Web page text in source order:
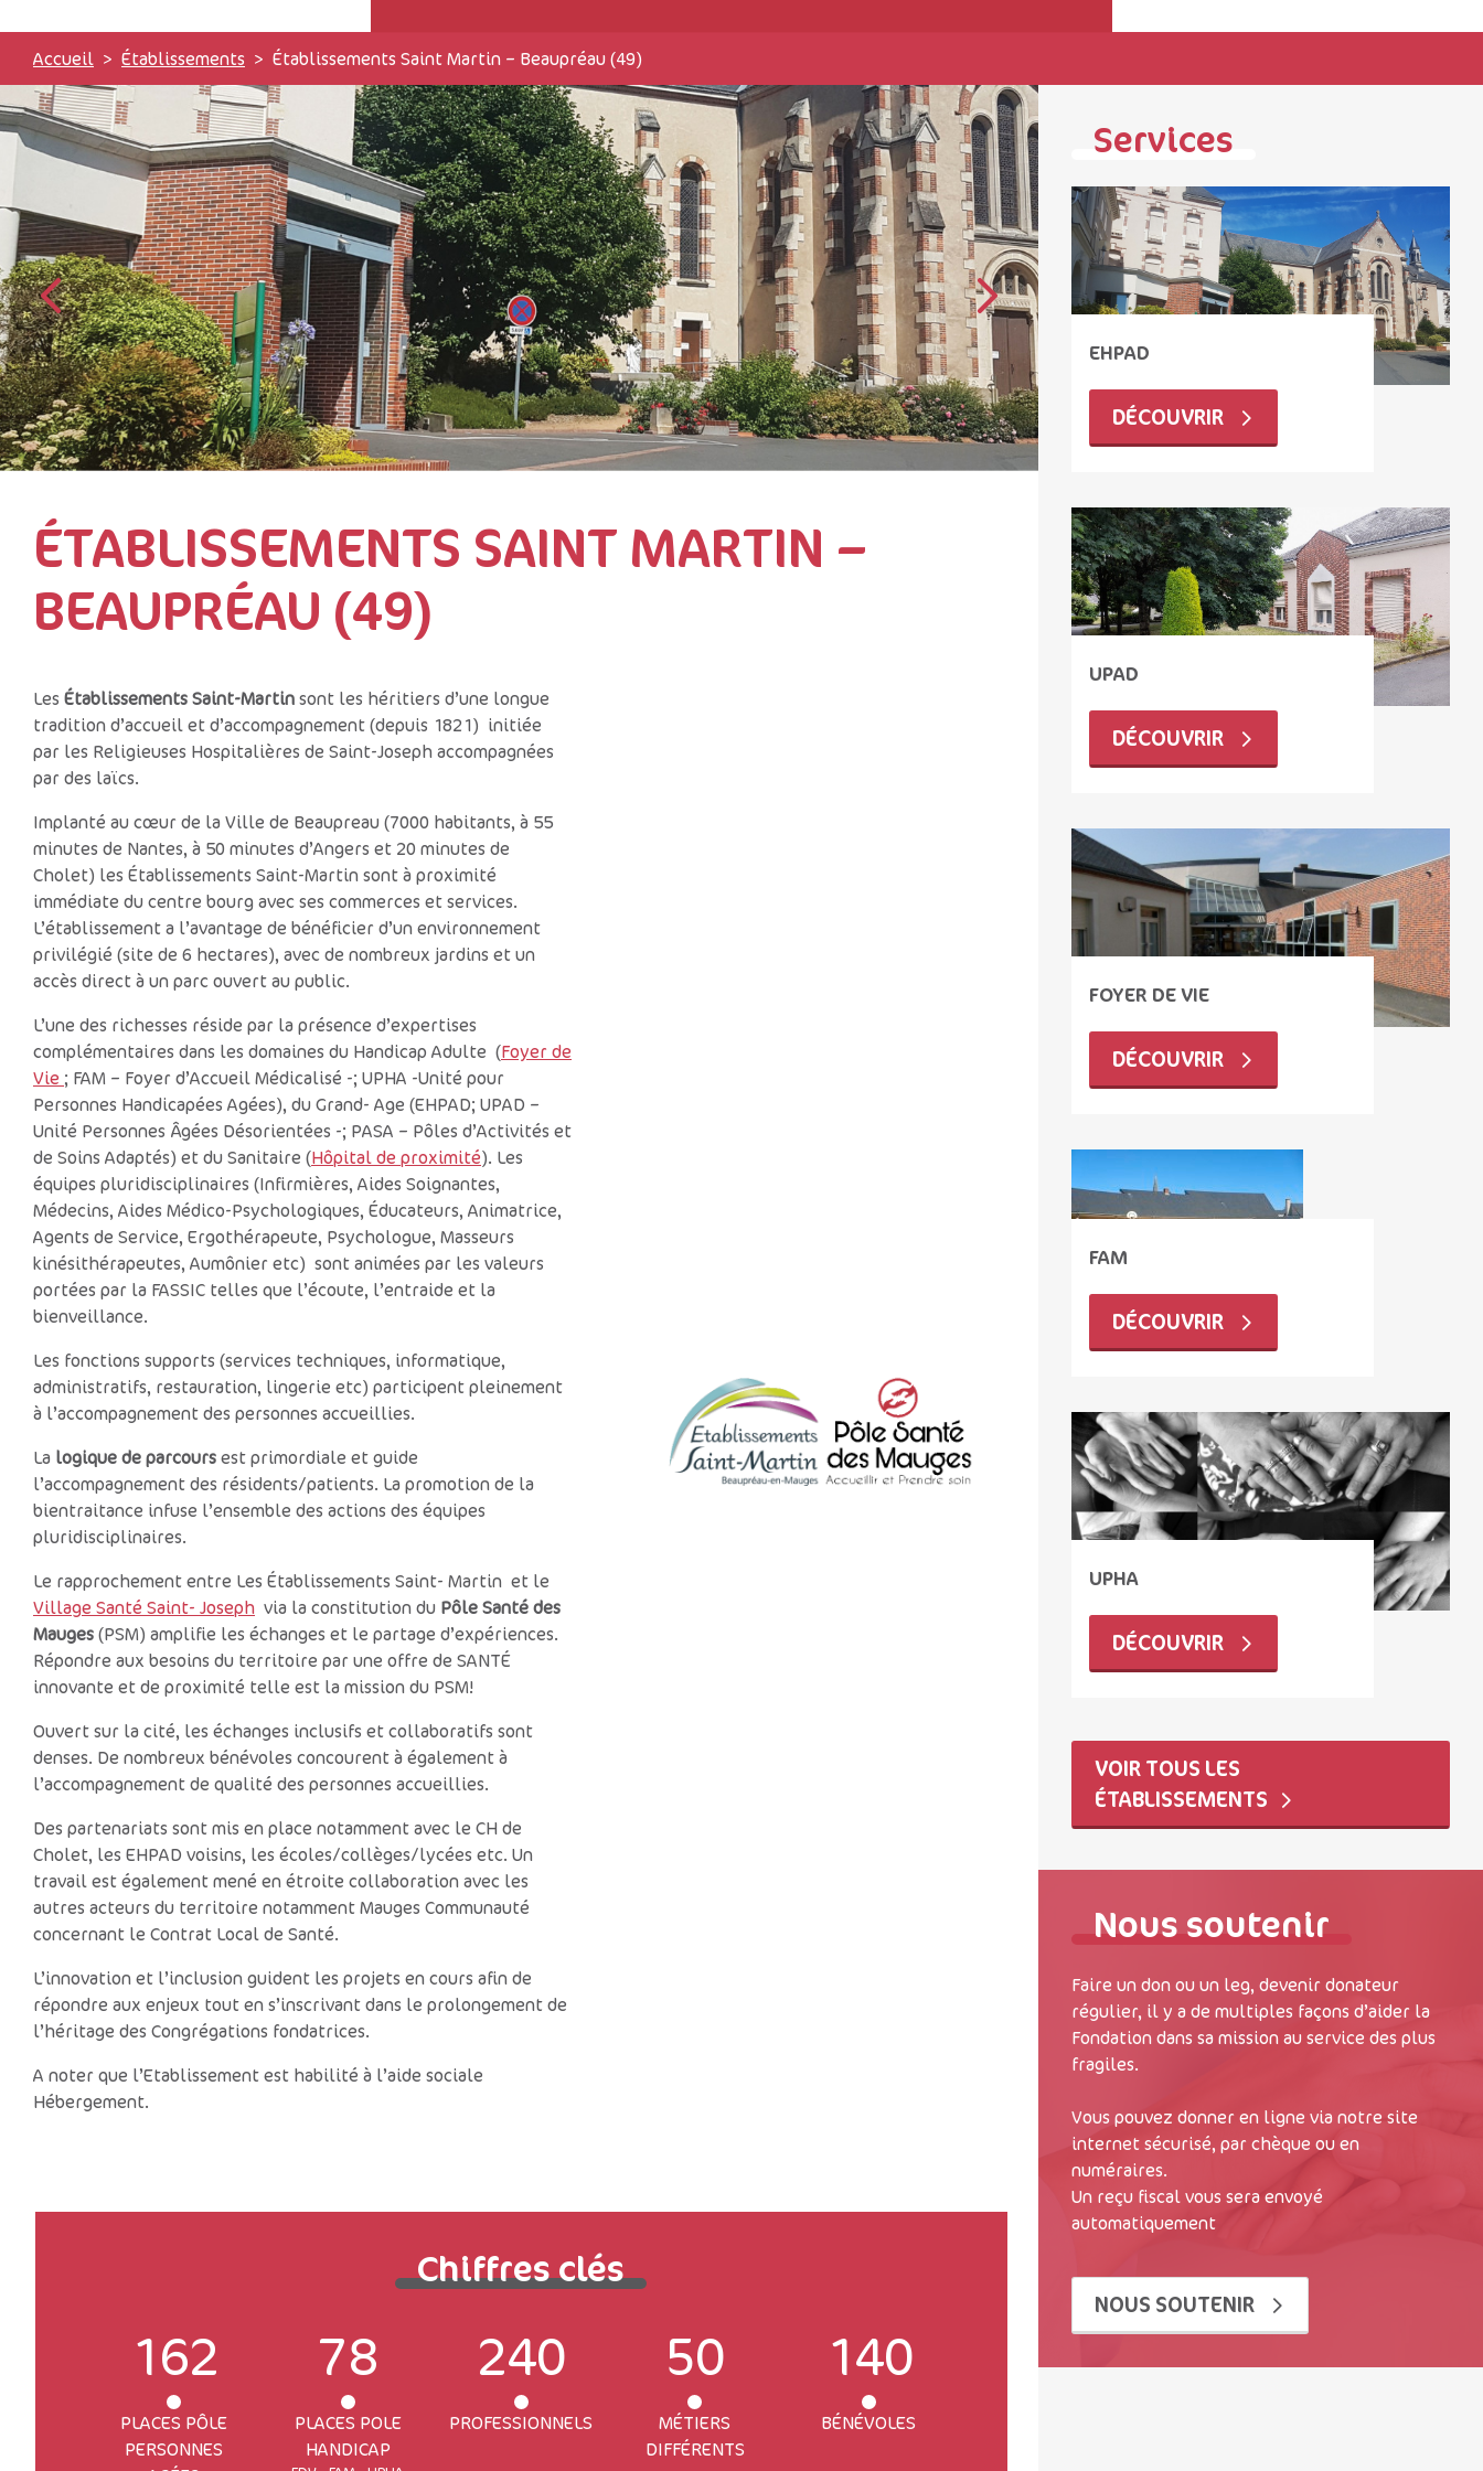
Accueil Établissements Établissements Saint Martin – Beaupréau (49)
ÉTABLISSEMENTS SAINT MARTIN –
BEAUPRÉAU (49)
Les Établissements Saint-Martinsont les héritiers d’une longue
tradition d’accueil et d’accompagnement (depuis 1821) initiée
par les Religieuses Hospitalières de Saint-Joseph accompagnées
par des laïcs.
Implanté au cœur de la Ville de Beaupreau (7000 habitants, à 55
minutes de Nantes, à 50 minutes d’Angers et 20 minutes de
Cholet) les Établissements Saint-Martin sont à proximité
immédiate du centre bourg avec ses commerces et services.
L’établissement a l’avantage de bénéficier d’un environnement
privilégié (site de 6 hectares), avec de nombreux jardins et un
accès direct à un parc ouvert au public.
L’une des richesses réside par la présence d’expertises
complémentaires dans les domaines du Handicap Adulte (Foyer de
Vie ; FAM – Foyer d’Accueil Médicalisé -; UPHA -Unité pour
Personnes Handicapées Agées), du Grand- Age (EHPAD; UPAD –
Unité Personnes Âgées Désorientées -; PASA – Pôles d’Activités et
de Soins Adaptés) et du Sanitaire (Hôpital de proximité). Les
équipes pluridisciplinaires (Infirmières, Aides Soignantes,
Médecins, Aides Médico-Psychologiques, Éducateurs, Animatrice,
Agents de Service, Ergothérapeute, Psychologue, Masseurs
kinésithérapeutes, Aumônier etc) sont animées par les valeurs
portées par la FASSIC telles que l’écoute, l’entraide et la
bienveillance.
Les fonctions supports (services techniques, informatique,
administratifs, restauration, lingerie etc) participent pleinement
à l’accompagnement des personnes accueillies.
La logique de parcoursest primordiale et guide
l’accompagnement des résidents/patients. La promotion de la
bientraitance infuse l’ensemble des actions des équipes
pluridisciplinaires.
Le rapprochement entre Les Établissements Saint- Martin et le
Village Santé Saint- Joseph via la constitution du Pôle Santé des
Mauges(PSM) amplifie les échanges et le partage d’expériences.
Répondre aux besoins du territoire par une offre de SANTÉ
innovante et de proximité telle est la mission du PSM!
Ouvert sur la cité, les échanges inclusifs et collaboratifs sont
denses. De nombreux bénévoles concourent à également à
l’accompagnement de qualité des personnes accueillies.
Des partenariats sont mis en place notamment avec le CH de
Cholet, les EHPAD voisins, les écoles/collèges/lycées etc. Un
travail est également mené en étroite collaboration avec les
autres acteurs du territoire notamment Mauges Communauté
concernant le Contrat Local de Santé.
L’innovation et l’inclusion guident les projets en cours afin de
répondre aux enjeux tout en s’inscrivant dans le prolongement de
l’héritage des Congrégations fondatrices.
A noter que l’Etablissement est habilité à l’aide sociale
Hébergement.
Chiffres clés
162
PLACES PÔLE
PERSONNES
78
PLACES POLE
HANDICAP
240
PROFESSIONNELS
50
MÉTIERS
DIFFÉRENTS
140
BÉNÉVOLES
Services
EHPAD
DÉCOUVRIR
UPAD
DÉCOUVRIR
FOYER DE VIE
DÉCOUVRIR
FAM
DÉCOUVRIR
UPHA
DÉCOUVRIR
VOIR TOUS LES
ÉTABLISSEMENTS
Nous soutenir
Faire un don ou un leg, devenir donateur
régulier, il y a de multiples façons d’aider la
Fondation dans sa mission au service des plus
fragiles.
Vous pouvez donner en ligne via notre site
internet sécurisé, par chèque ou en
numéraires.
Un reçu fiscal vous sera envoyé
automatiquement
NOUS SOUTENIR